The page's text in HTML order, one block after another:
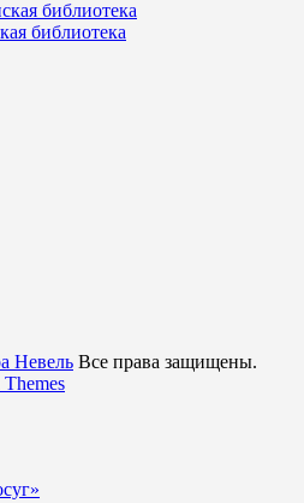
библиотека
библиотека
Невель Все права защищены.
Themes